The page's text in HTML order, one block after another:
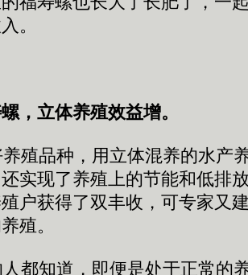
。
，立体养殖效益增。
殖品种，用立体混养的水产
实现了养殖上的节能和低排
户获得了双丰收，可专家又
殖。
都知道，即便是处于正常的